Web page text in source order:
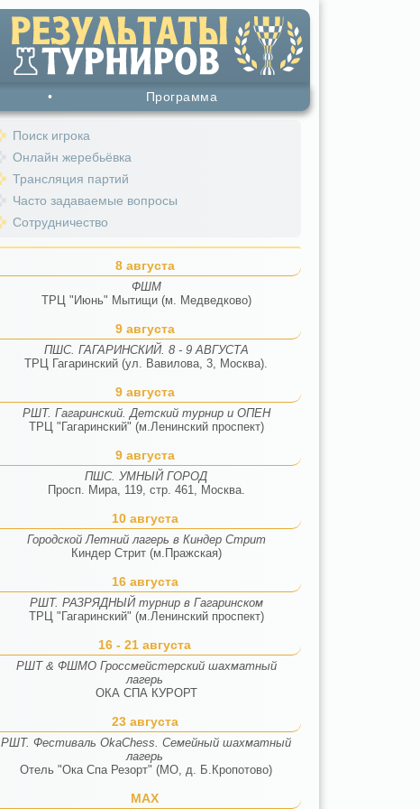
• Программа
Поиск игрока
Онлайн жеребьёвка
Трансляция партий
Часто задаваемые вопросы
Сотрудничество
8 августа
ФШМ
ТРЦ "Июнь" Мытищи (м. Медведково)
9 августа
ПШС. ГАГАРИНСКИЙ. 8 - 9 АВГУСТА
ТРЦ Гагаринский (ул. Вавилова, 3, Москва).
9 августа
РШТ. Гагаринский. Детский турнир и ОПЕН
ТРЦ "Гагаринский" (м.Ленинский проспект)
9 августа
ПШС. УМНЫЙ ГОРОД
Просп. Мира, 119, стр. 461, Москва.
10 августа
Городской Летний лагерь в Киндер Стрит
Киндер Стрит (м.Пражская)
16 августа
РШТ. РАЗРЯДНЫЙ турнир в Гагаринском
ТРЦ "Гагаринский" (м.Ленинский проспект)
16 - 21 августа
РШТ & ФШМО Гроссмейстерский шахматный
лагерь
ОКА СПА КУРОРТ
23 августа
РШТ. Фестиваль OkaChess. Семейный шахматный
лагерь
Отель "Ока Спа Резорт" (МО, д. Б.Кропотово)
MAX